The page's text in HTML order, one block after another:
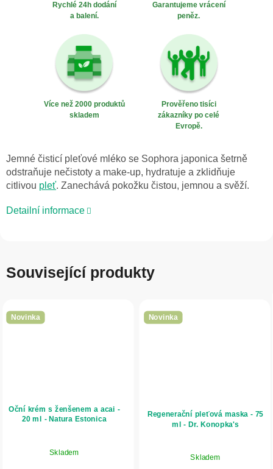
Rychlé 24h dodání
a balení.
Garantujeme vrácení
peněz.
Více než 2000 produktů
skladem
Prověřeno tisíci
zákazníky po celé
Evropě.
Jemné čisticí pleťové mléko se Sophora japonica šetrně
odstraňuje nečistoty a make-up, hydratuje a zklidňuje
citlivou pleť. Zanechává pokožku čistou, jemnou a svěží.
Detailní informace
Související produkty
Novinka
Oční krém s ženšenem a acai -
20 ml - Natura Estonica
Skladem
Novinka
Regenerační pleťová maska - 75
ml - Dr. Konopka's
Skladem